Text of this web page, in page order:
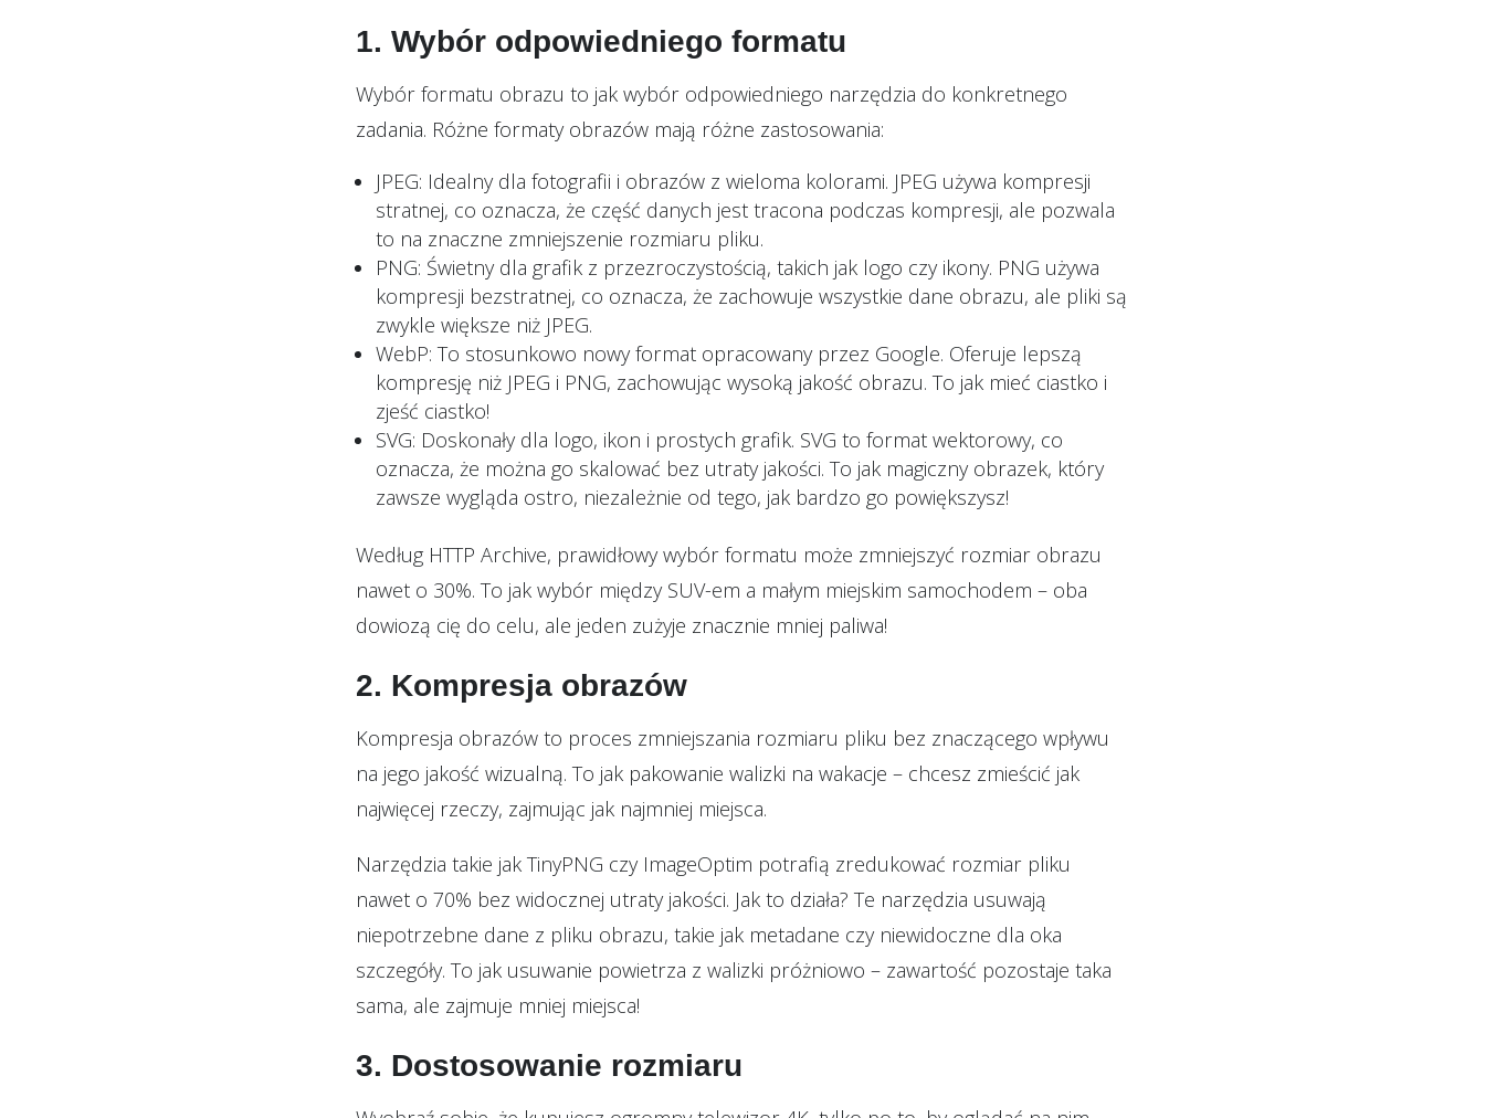
1. Wybór odpowiedniego formatu
Wybór formatu obrazu to jak wybór odpowiedniego narzędzia do konkretnego
zadania. Różne formaty obrazów mają różne zastosowania:
JPEG: Idealny dla fotografii i obrazów z wieloma kolorami. JPEG używa kompresji
stratnej, co oznacza, że część danych jest tracona podczas kompresji, ale pozwala
to na znaczne zmniejszenie rozmiaru pliku.
PNG: Świetny dla grafik z przezroczystością, takich jak logo czy ikony. PNG używa
kompresji bezstratnej, co oznacza, że zachowuje wszystkie dane obrazu, ale pliki są
zwykle większe niż JPEG.
WebP: To stosunkowo nowy format opracowany przez Google. Oferuje lepszą
kompresję niż JPEG i PNG, zachowując wysoką jakość obrazu. To jak mieć ciastko i
zjeść ciastko!
SVG: Doskonały dla logo, ikon i prostych grafik. SVG to format wektorowy, co
oznacza, że można go skalować bez utraty jakości. To jak magiczny obrazek, który
zawsze wygląda ostro, niezależnie od tego, jak bardzo go powiększysz!
Według HTTP Archive, prawidłowy wybór formatu może zmniejszyć rozmiar obrazu
nawet o 30%. To jak wybór między SUV-em a małym miejskim samochodem – oba
dowiozą cię do celu, ale jeden zużyje znacznie mniej paliwa!
2. Kompresja obrazów
Kompresja obrazów to proces zmniejszania rozmiaru pliku bez znaczącego wpływu
na jego jakość wizualną. To jak pakowanie walizki na wakacje – chcesz zmieścić jak
najwięcej rzeczy, zajmując jak najmniej miejsca.
Narzędzia takie jak TinyPNG czy ImageOptim potrafią zredukować rozmiar pliku
nawet o 70% bez widocznej utraty jakości. Jak to działa? Te narzędzia usuwają
niepotrzebne dane z pliku obrazu, takie jak metadane czy niewidoczne dla oka
szczegóły. To jak usuwanie powietrza z walizki próżniowo – zawartość pozostaje taka
sama, ale zajmuje mniej miejsca!
3. Dostosowanie rozmiaru